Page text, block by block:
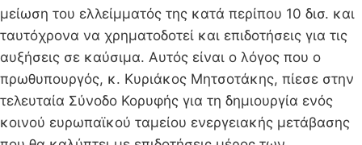
μείωση του ελλείμματός της κατά περίπου 10 δισ. και
ταυτόχρονα να χρηματοδοτεί και επιδοτήσεις για τις
αυξήσεις σε καύσιμα. Αυτός είναι ο λόγος που ο
πρωθυπουργός, κ. Κυριάκος Μητσοτάκης, πίεσε στην
τελευταία Σύνοδο Κορυφής για τη δημιουργία ενός
κοινού ευρωπαϊκού ταμείου ενεργειακής μετάβασης